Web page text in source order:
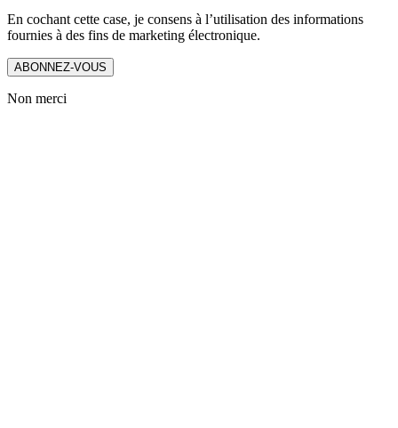
En cochant cette case, je consens à l’utilisation des informations
fournies à des fins de marketing électronique.
ABONNEZ-VOUS
Non merci